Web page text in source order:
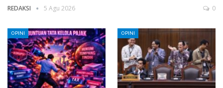
REDAKSI 5 Agu 2026 0
OPINI OPINI